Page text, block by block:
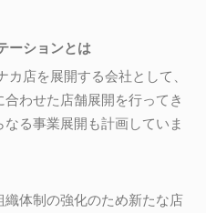
ーションとは
店を展開する会社として、
わせた店舗展開を行ってき
る事業展開も計画していま
体制の強化のため新たな店